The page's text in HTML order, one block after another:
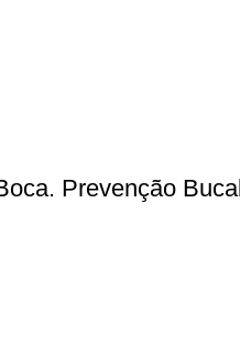
Prevenção Bucal